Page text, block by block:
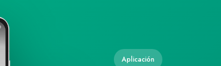
Aplicación